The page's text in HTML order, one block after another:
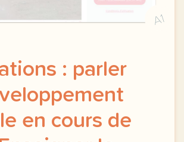
A1
: parler
en cours de